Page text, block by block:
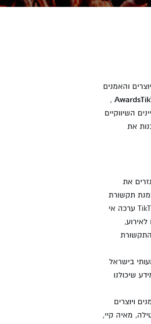
והאמנים
Awards
,
השיווקיים
את
את
תקשורת
לטקס ותקשור הזוכים. בכל אחד משלבי התוכנית חיזקנו עוד יותר את הבאזז לקראת האירוע הגדול ביותר ש-TikTok ערכה אי
התקשורת
בישראל
שיכולנו
יותר מ-600 משתתפים, בהם אמנים ויוצרים
מאיה קיי,